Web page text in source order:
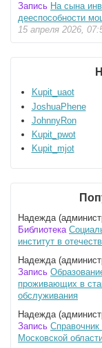
Запись На сына
дееспособности
15 апреля 2026,
Kupit_uaot
JoshuaPhene
JohnnyRon
Kupit_pwot
Kupit_mjot
Надежда
Библиотека
институт в
Надежда
Запись
проживающих в
обслуживания
Надежда
Запись
Московской